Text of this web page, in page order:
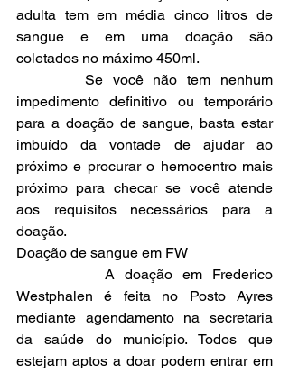
adulta tem em média cinco litros de
sangue e em uma doação são
coletados no máximo 450ml.
impedimento definitivo ou temporário
para a doação de sangue, basta estar
imbuído da vontade de ajudar ao
próximo e procurar o hemocentro mais
próximo para checar se você atende
aos requisitos necessários para a
doação.
Doação de sangue em FW
         A doação em Frederico
Westphalen é feita no Posto Ayres
mediante agendamento na secretaria
da saúde do município. Todos que
estejam aptos a doar podem entrar em